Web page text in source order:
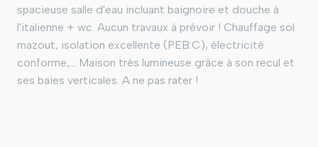
spacieuse salle d'eau incluant baignoire et douche à
l'italienne + wc. Aucun travaux à prévoir ! Chauffage sol
mazout, isolation excellente (PEB:C), électricité
conforme,... Maison très lumineuse grâce à son recul et
ses baies verticales. A ne pas rater !